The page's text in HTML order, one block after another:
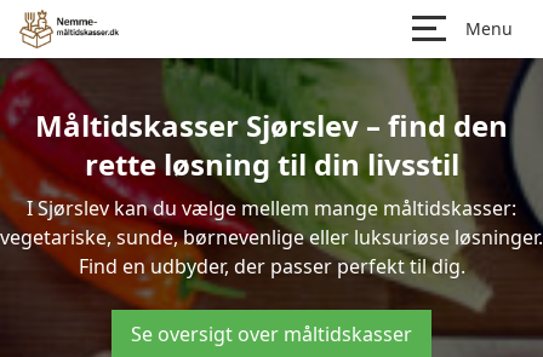
Menu
Måltidskasser Sjørslev – find den
rette løsning til din livsstil
I Sjørslev kan du vælge mellem mange måltidskasser:
vegetariske, sunde, børnevenlige eller luksuriøse løsninger.
Find en udbyder, der passer perfekt til dig.
Se oversigt over måltidskasser